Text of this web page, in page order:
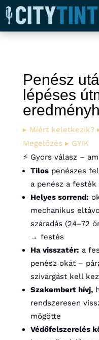
Penész
lépéses
▸ Miért keletkezik?
Megelőzés ▸ GYIK
⚡ Gyors válasz –
Tilospenészes
a penész a
Helyes sorrend:
mechanikus
száradás (24–72
→ festés
Ha visszatér: a
penész okát –
szivárgást kell
Szakembert hívj,
rendszeresen
mögötte
Védőfelszerelés